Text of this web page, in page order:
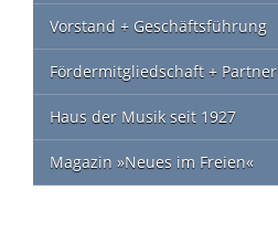
Vorstand + Geschäftsführung
Fördermitgliedschaft + Partner
Haus der Musik seit 1927
Magazin »Neues im Freien«